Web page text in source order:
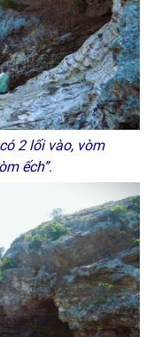
2 lối vào, vòm
ếch”.